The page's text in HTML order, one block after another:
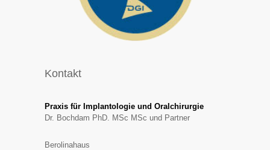
Kontakt
Praxis für Implantologie und Oralchirurgie
Dr. Bochdam PhD. MSc MSc und Partner
Berolinahaus